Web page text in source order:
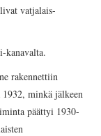
vatjalais-
kanavalta.
rakennettiin
minkä jälkeen
päättyi 1930-